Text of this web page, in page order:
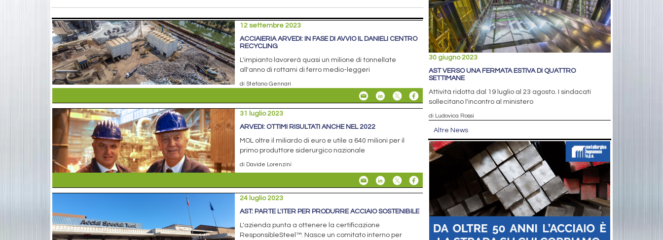
12 settembre 2023
ACCIAIERIA ARVEDI: IN FASE DI AVVIO IL DANIELI CENTRO
RECYCLING
L'impianto lavorerà quasi un milione di tonnellate
all'anno di rottami di ferro medio-leggeri
di Stefano Gennari
31 luglio 2023
ARVEDI: OTTIMI RISULTATI ANCHE NEL 2022
MOL oltre il miliardo di euro e utile a 640 milioni per il
primo produttore siderurgico nazionale
di Davide Lorenzini
24 luglio 2023
AST: PARTE L'ITER PER PRODURRE ACCIAIO SOSTENIBILE
L'azienda punta a ottenere la certificazione
ResponsibleSteel™. Nasce un comitato interno per
30 giugno 2023
AST VERSO UNA FERMATA ESTIVA DI QUATTRO
SETTIMANE
Attività ridotta dal 19 luglio al 23 agosto. I sindacati
sollecitano l'incontro al ministero
di Ludovica Rossi
Altre News